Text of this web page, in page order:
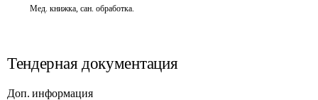
Мед. книжка, сан. обработка.
Тендерная документация
Доп. информация